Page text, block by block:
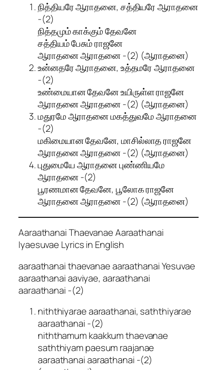
நித்தியரே ஆராதனை, சத்தியரே ஆராதனை
-(2)
நித்தமும் காக்கும் தேவனே
சத்தியம் பேசும் ராஜனே
ஆராதனை ஆராதனை -(2) (ஆராதனை)
உன்னதரே ஆராதனை, உத்தமரே ஆராதனை
-(2)
உண்மையான தேவனே உயிருள்ள ராஜனே
ஆராதனை ஆராதனை -(2) (ஆராதனை)
மதுரமே ஆராதனை மகத்துவமே ஆராதனை
-(2)
மகிமையான தேவனே, மாசில்லாத ராஜனே
ஆராதனை ஆராதனை -(2) (ஆராதனை)
புதுமையே ஆராதனை புண்ணியமே
ஆராதனை -(2)
பூரணமான தேவனே, பூலோக ராஜனே
ஆராதனை ஆராதனை -(2) (ஆராதனை)
Aaraathanai Thaevanae Aaraathanai
Iyaesuvae Lyrics in English
aaraathanai thaevanae aaraathanai Yesuvae
aaraathanai aaviyae, aaraathanai
aaraathanai -(2)
niththiyarae aaraathanai, saththiyarae
aaraathanai -(2)
niththamum kaakkum thaevanae
saththiyam paesum raajanae
aaraathanai aaraathanai -(2)